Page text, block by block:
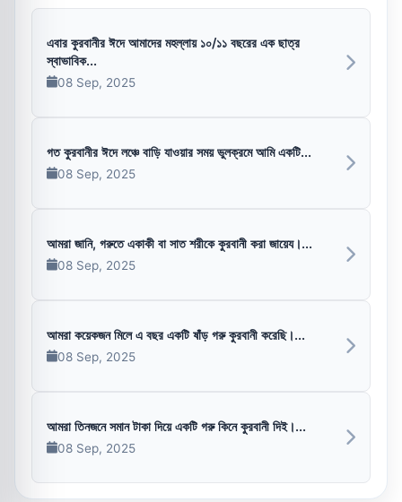
এবার কুরবানীর ঈদে আমাদের মহল্লায় ১০/১১ বছরের এক ছাত্র
স্বাভাবিক...
08 Sep, 2025
গত কুরবানীর ঈদে লঞ্চে বাড়ি যাওয়ার সময় ভুলক্রমে আমি একটি...
08 Sep, 2025
আমরা জানি, গরুতে একাকী বা সাত শরীকে কুরবানী করা জায়েয।...
08 Sep, 2025
আমরা কয়েকজন মিলে এ বছর একটি ষাঁড় গরু কুরবানী করেছি।...
08 Sep, 2025
আমরা তিনজনে সমান টাকা দিয়ে একটি গরু কিনে কুরবানী দিই।...
08 Sep, 2025